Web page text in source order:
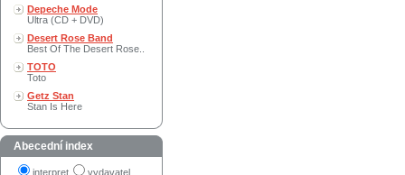
Depeche Mode
Ultra (CD + DVD)
Desert Rose Band
Best Of The Desert Rose..
TOTO
Toto
Getz Stan
Stan Is Here
Abecední index
interpret vydavatel